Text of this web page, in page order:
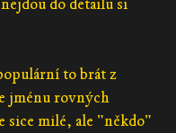
do detailu si
to brát z
jménu rovných
sice milé, ale "někdo"